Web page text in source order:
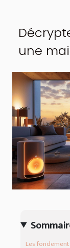
une
Les